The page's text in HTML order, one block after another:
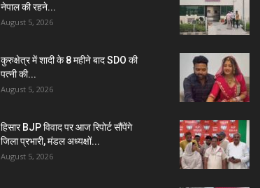
नेपाल की रहने...
August 5, 2026
कुरुक्षेत्र में शादी के 8 महीने बाद SDO की
पत्नी की...
August 5, 2026
हिसार BJP विवाद पर आज रिपोर्ट सौंपेंगे
जिला प्रभारी, मंडल अध्यक्षों...
August 5, 2026